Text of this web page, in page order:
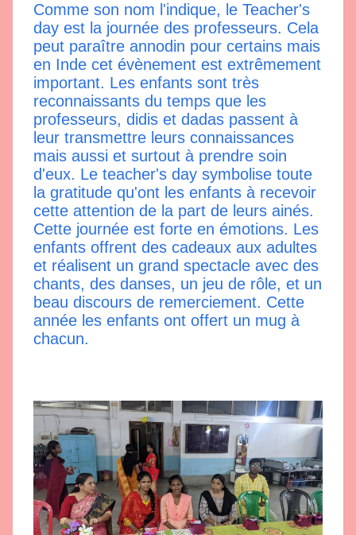
Comme son nom l'indique, le Teacher's
day est la journée des professeurs. Cela
peut paraître annodin pour certains mais
en Inde cet évènement est extrêmement
important. Les enfants sont très
reconnaissants du temps que les
professeurs, didis et dadas passent à
leur transmettre leurs connaissances
mais aussi et surtout à prendre soin
d'eux. Le teacher's day symbolise toute
la gratitude qu'ont les enfants à recevoir
cette attention de la part de leurs ainés.
Cette journée est forte en émotions. Les
enfants offrent des cadeaux aux adultes
et réalisent un grand spectacle avec des
chants, des danses, un jeu de rôle, et un
beau discours de remerciement. Cette
année les enfants ont offert un mug à
chacun.